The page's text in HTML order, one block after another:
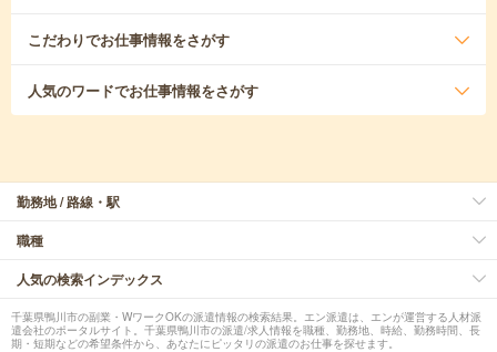
こだわりでお仕事情報をさがす
人気のワードでお仕事情報をさがす
勤務地 / 路線・駅
職種
人気の検索インデックス
千葉県鴨川市の副業・WワークOKの派遣情報の検索結果。エン派遣は、エンが運営する人材派
遣会社のポータルサイト。千葉県鴨川市の派遣/求人情報を職種、勤務地、時給、勤務時間、長
期・短期などの希望条件から、あなたにピッタリの派遣のお仕事を探せます。